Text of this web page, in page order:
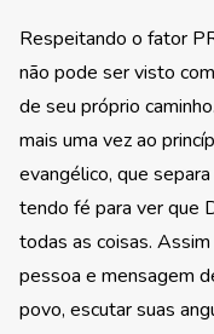
Respeitando o fator
não pode ser visto
de seu próprio
mais uma vez ao
evangélico, que
tendo fé para ver que
todas as coisas.
pessoa e mensagem
povo, escutar suas